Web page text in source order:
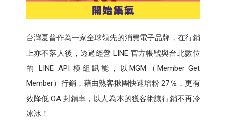
台灣夏普作為一家全球領先的消費電子品牌，在行銷
上亦不落人後，透過經營 LINE 官方帳號與台北數位
的 LINE API 模組賦能，以MGM（Member Get
Member）行銷，藉由熟客揪團快速增粉 27％，更有
效降低 OA 封鎖率，以人為本的獲客術讓行銷不再冷
冰冰！